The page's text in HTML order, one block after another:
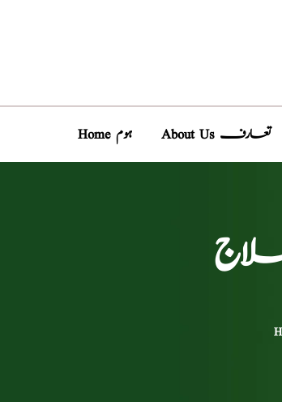
Home ہوم About Us تعارف